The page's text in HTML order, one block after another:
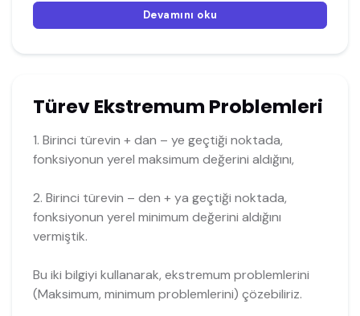
Devamını oku
Türev Ekstremum Problemleri
1. Birinci türevin + dan – ye geçtiği noktada,
fonksiyonun yerel maksimum değerini aldığını,
2. Birinci türevin – den + ya geçtiği noktada,
fonksiyonun yerel minimum değerini aldığını
vermiştik.
Bu iki bilgiyi kullanarak, ekstremum problemlerini
(Maksimum, minimum problemlerini) çözebiliriz.